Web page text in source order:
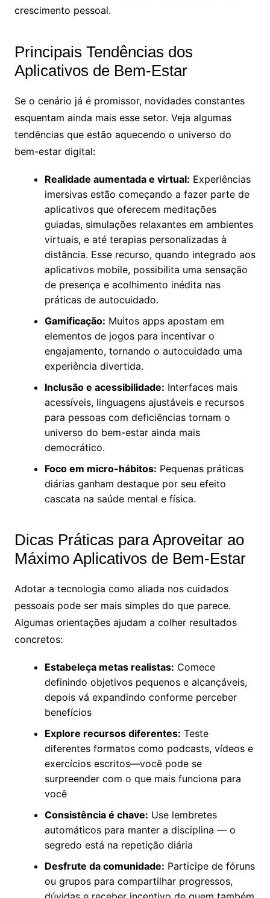
crescimento pessoal.
Principais Tendências dos
Aplicativos de Bem-Estar
Se o cenário já é promissor, novidades constantes
esquentam ainda mais esse setor. Veja algumas
tendências que estão aquecendo o universo do
bem-estar digital:
Realidade aumentada e virtual: Experiências
imersivas estão começando a fazer parte de
aplicativos que oferecem meditações
guiadas, simulações relaxantes em ambientes
virtuais, e até terapias personalizadas à
distância. Esse recurso, quando integrado aos
aplicativos mobile, possibilita uma sensação
de presença e acolhimento inédita nas
práticas de autocuidado.
Gamificação: Muitos apps apostam em
elementos de jogos para incentivar o
engajamento, tornando o autocuidado uma
experiência divertida.
Inclusão e acessibilidade: Interfaces mais
acessíveis, linguagens ajustáveis e recursos
para pessoas com deficiências tornam o
universo do bem-estar ainda mais
democrático.
Foco em micro-hábitos: Pequenas práticas
diárias ganham destaque por seu efeito
cascata na saúde mental e física.
Dicas Práticas para Aproveitar ao
Máximo Aplicativos de Bem-Estar
Adotar a tecnologia como aliada nos cuidados
pessoais pode ser mais simples do que parece.
Algumas orientações ajudam a colher resultados
concretos:
Estabeleça metas realistas: Comece
definindo objetivos pequenos e alcançáveis,
depois vá expandindo conforme perceber
benefícios
Explore recursos diferentes: Teste
diferentes formatos como podcasts, vídeos e
exercícios escritos—você pode se
surpreender com o que mais funciona para
você
Consistência é chave: Use lembretes
automáticos para manter a disciplina — o
segredo está na repetição diária
Desfrute da comunidade: Participe de fóruns
ou grupos para compartilhar progressos,